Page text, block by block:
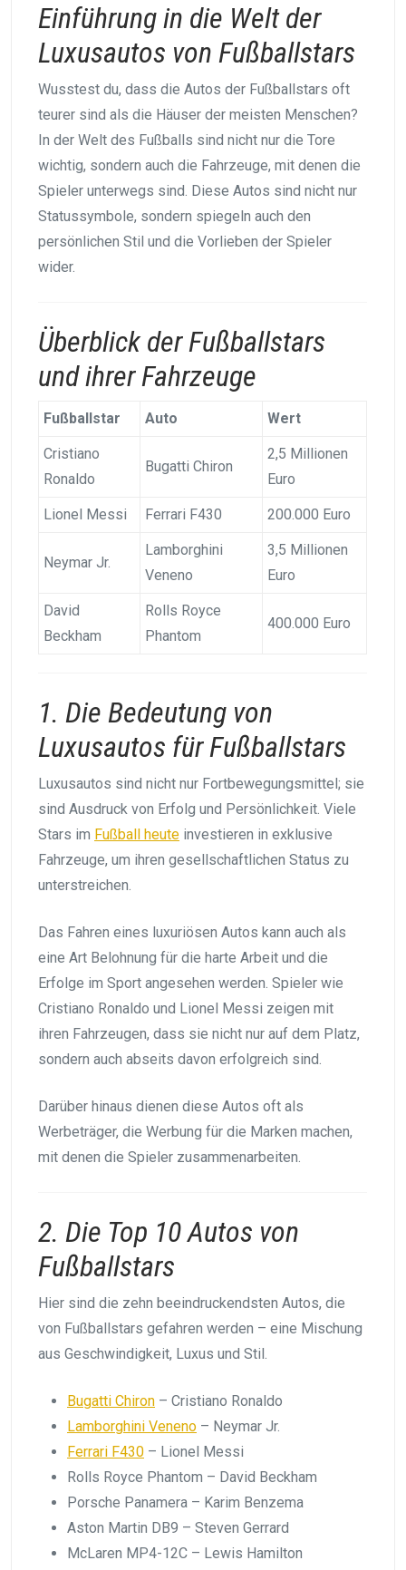
Einführung in die Welt der
Luxusautos von Fußballstars
Wusstest du, dass die Autos der Fußballstars oft
teurer sind als die Häuser der meisten Menschen?
In der Welt des Fußballs sind nicht nur die Tore
wichtig, sondern auch die Fahrzeuge, mit denen die
Spieler unterwegs sind. Diese Autos sind nicht nur
Statussymbole, sondern spiegeln auch den
persönlichen Stil und die Vorlieben der Spieler
wider.
Überblick der Fußballstars
und ihrer Fahrzeuge
Fußballstar Auto Wert
Cristiano
Ronaldo
Bugatti Chiron
2,5 Millionen
Euro
Lionel Messi Ferrari F430 200.000 Euro
Neymar Jr.
Lamborghini
Veneno
3,5 Millionen
Euro
David
Beckham
Rolls Royce
Phantom
400.000 Euro
1. Die Bedeutung von
Luxusautos für Fußballstars
Luxusautos sind nicht nur Fortbewegungsmittel; sie
sind Ausdruck von Erfolg und Persönlichkeit. Viele
Stars im Fußball heute investieren in exklusive
Fahrzeuge, um ihren gesellschaftlichen Status zu
unterstreichen.
Das Fahren eines luxuriösen Autos kann auch als
eine Art Belohnung für die harte Arbeit und die
Erfolge im Sport angesehen werden. Spieler wie
Cristiano Ronaldo und Lionel Messi zeigen mit
ihren Fahrzeugen, dass sie nicht nur auf dem Platz,
sondern auch abseits davon erfolgreich sind.
Darüber hinaus dienen diese Autos oft als
Werbeträger, die Werbung für die Marken machen,
mit denen die Spieler zusammenarbeiten.
2. Die Top 10 Autos von
Fußballstars
Hier sind die zehn beeindruckendsten Autos, die
von Fußballstars gefahren werden – eine Mischung
aus Geschwindigkeit, Luxus und Stil.
Bugatti Chiron – Cristiano Ronaldo
Lamborghini Veneno – Neymar Jr.
Ferrari F430 – Lionel Messi
Rolls Royce Phantom – David Beckham
Porsche Panamera – Karim Benzema
Aston Martin DB9 – Steven Gerrard
McLaren MP4-12C – Lewis Hamilton